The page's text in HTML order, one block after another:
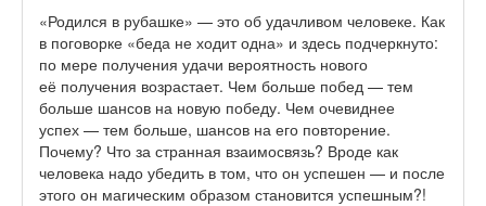
«Родился в рубашке» — это об удачливом человеке. Как
в поговорке «беда не ходит одна» и здесь подчеркнуто:
по мере получения удачи вероятность нового
её получения возрастает. Чем больше побед — тем
больше шансов на новую победу. Чем очевиднее
успех — тем больше, шансов на его повторение.
Почему? Что за странная взаимосвязь? Вроде как
человека надо убедить в том, что он успешен — и после
этого он магическим образом становится успешным?!